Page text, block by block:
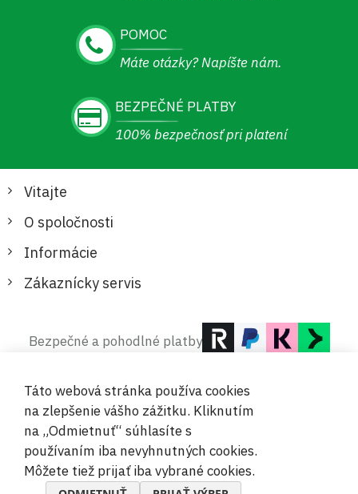
POMOC
Máte otázky? Napíšte nám.
BEZPEČNÉ PLATBY
100% bezpečnosť pri platení
Vitajte
O spoločnosti
Informácie
Zákaznícky servis
Bezpečné a pohodlné platby
© 2019-2026 Megamix s.r.o.
Táto webová stránka používa cookies
na zlepšenie vášho zážitku. Kliknutím
na „Odmietnuť“ súhlasíte s
používaním iba nevyhnutných cookies.
Môžete tiež prijať iba vybrané cookies.